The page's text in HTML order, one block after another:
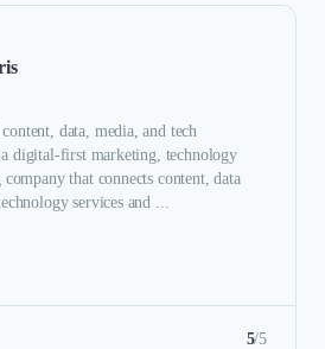
data, media, and tech
digital-first marketing, technology
that connects content, data
services and ...
5/5